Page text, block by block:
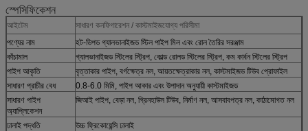
স্পেসিফিকেশন
আইটেম
সাধারণ কনফিগারেশন / কাস্টমাইজযোগ্য পরিসীমা
পণ্যের নাম
হট-ডিপড গ্যালভানাইজড স্টিল পাইপ মিল এবং রোল তৈরির সরঞ্জাম
কাঁচামাল
গ্যালভানাইজড স্টিলের স্ট্রিপ, কোল্ড রোলড স্টিলের স্ট্রিপ, কম কার্বন স্টিলের স্ট্রিপ
পাইপ আকৃতি
বৃত্তাকার পাইপ, বর্গক্ষেত্র নল, আয়তক্ষেত্রাকার নল, কাস্টমাইজড টিউব প্রোফাইল
সাধারণ প্রাচীর বেধ
0.8-6.0 মিমি, পাইপ আকার এবং উপাদান অনুযায়ী কাস্টমাইজড
সাধারণ পাইপ
অ্যাপ্লিকেশন
জিআই পাইপ, বেড়া নল, গ্রিনহাউস টিউব, নির্মাণ নল, আসবাবপত্র নল, কাঠামোগত নল
ঢালাই পদ্ধতি
উচ্চ ফ্রিকোয়েন্সি ঢালাই